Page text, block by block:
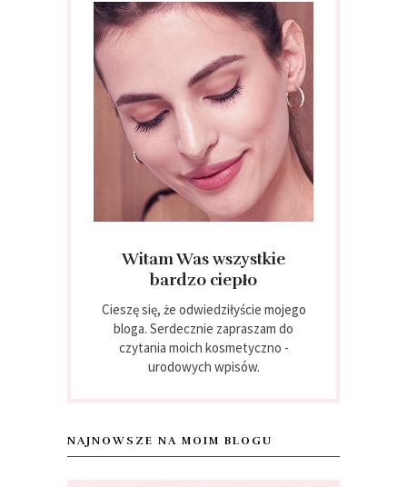
Witam Was wszystkie
bardzo ciepło
Cieszę się, że odwiedziłyście mojego
bloga. Serdecznie zapraszam do
czytania moich kosmetyczno -
urodowych wpisów.
NAJNOWSZE NA MOIM BLOGU